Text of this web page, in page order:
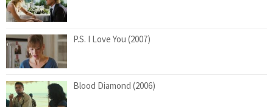
P.S. I Love You (2007)
Blood Diamond (2006)